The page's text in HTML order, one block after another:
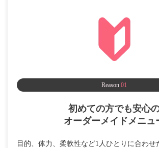
Reason 01
初めての方でも安心
オーダーメイドメニュ
目的、体力、柔軟性など1人ひとりに合わせ